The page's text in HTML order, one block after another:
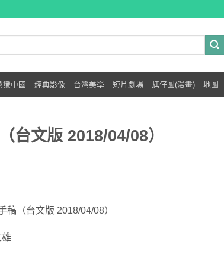
識中國 經典影像 台灣美學 短片劇場 尪仔圖(漫畫) 地圖
台文版 2018/04/08）
（台文版 2018/04/08）